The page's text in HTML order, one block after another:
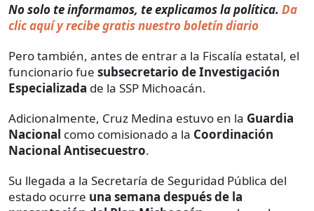
No solo te informamos, te explicamos la política. Da
clic aquí y recibe gratis nuestro boletín diario
Pero también, antes de entrar a la Fiscalía estatal, el
funcionario fue subsecretario de Investigación
Especializada de la SSP Michoacán.
Adicionalmente, Cruz Medina estuvo en la Guardia
Nacional como comisionado a la Coordinación
Nacional Antisecuestro.
Su llegada a la Secretaría de Seguridad Pública del
estado ocurre una semana después de la